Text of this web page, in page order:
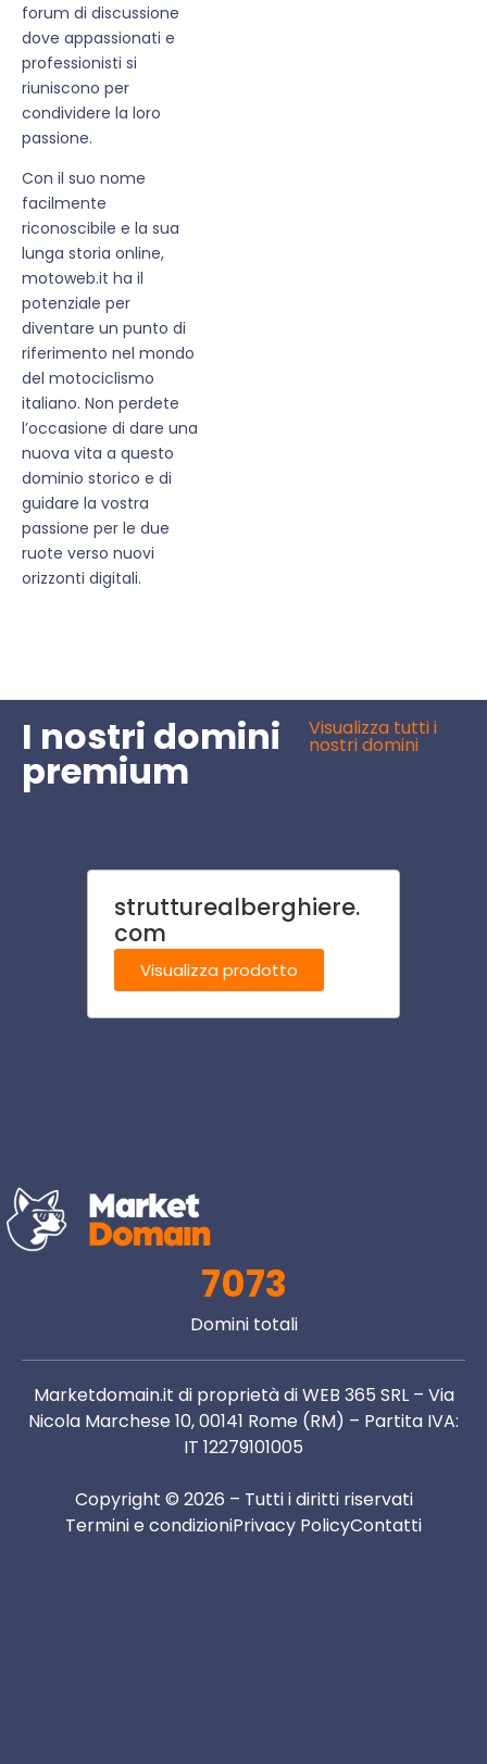
forum di discussione
dove appassionati e
professionisti si
riuniscono per
condividere la loro
passione.
Con il suo nome
facilmente
riconoscibile e la sua
lunga storia online,
motoweb.it ha il
potenziale per
diventare un punto di
riferimento nel mondo
del motociclismo
italiano. Non perdete
l’occasione di dare una
nuova vita a questo
dominio storico e di
guidare la vostra
passione per le due
ruote verso nuovi
orizzonti digitali.
I nostri domini
premium
Visualizza tutti i
nostri domini
strutturealberghiere.
com
Visualizza prodotto
7073
Domini totali
Marketdomain.it di proprietà di WEB 365 SRL – Via
Nicola Marchese 10, 00141 Rome (RM) – Partita IVA:
IT 12279101005
Copyright © 2026 – Tutti i diritti riservati
Termini e condizioniPrivacy PolicyContatti